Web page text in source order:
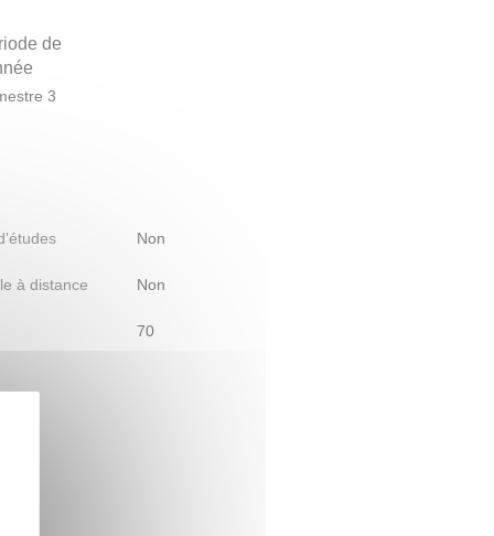
de
3
Non
à distance Non
70